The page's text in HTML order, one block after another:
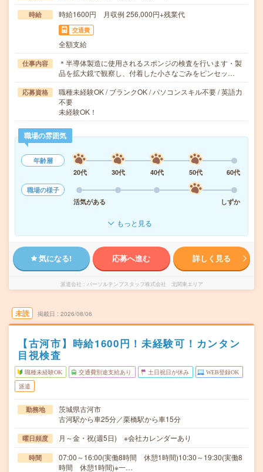
時給 時給1600円 月収例 256,000円+残業代
交通費
全額支給
仕事内容
＊半導体製造に使用されるスポンジの検査を行います・製
品を拡大鏡で観察し、付着した小さなごみをピンセッ…
応募資格
職種未経験OK / ブランクOK / パソコンスキル不要 / 英語力
不要
未経験OK！
職場の雰囲気
年齢層
20代
30代 40代 50代
60代
職場の様子
活気がある
しずか
もっと見る
気になる! 応募へ進む 詳しく見る
派遣会社 パーソルテンプスタッフ株式会社 北関東エリア
未読 掲載日 2026/08/06
【古河市】時給1600円！未経験可！カンタン
目視検査
職種未経験OK 交通費別途支給あり 土日祝日が休み WEB登録OK
派遣
勤務地
茨城県古河市
古河駅から車25分／栗橋駅から車15分
曜日頻度 月～金・祝(週5日) ※会社カレンダーあり
時間
07:00～16:00(実働8時間 休憩1時間)10:30～19:30(実働8
時間 休憩1時間)※一…